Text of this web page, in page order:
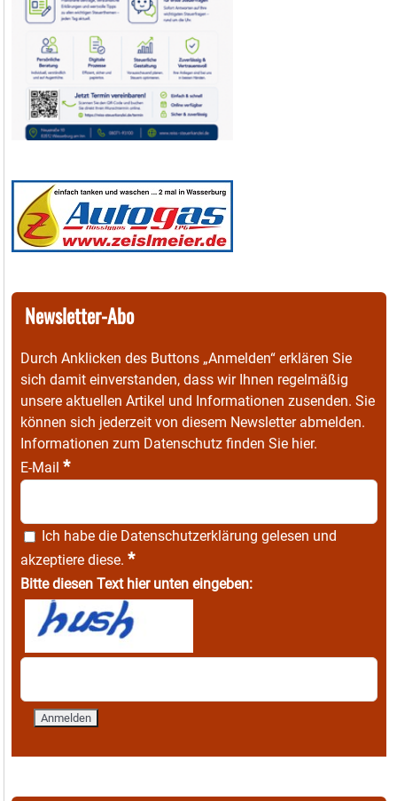
Newsletter-Abo
Durch Anklicken des Buttons „Anmelden“ erklären Sie
sich damit einverstanden, dass wir Ihnen regelmäßig
unsere aktuellen Artikel und Informationen zusenden. Sie
können sich jederzeit von diesem Newsletter abmelden.
Informationen zum Datenschutz finden Sie hier.
E-Mail *
Ich habe die Datenschutzerklärung gelesen und
akzeptiere diese. *
Bitte diesen Text hier unten eingeben: